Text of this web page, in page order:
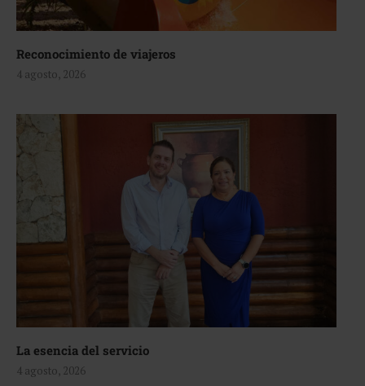
Reconocimiento de viajeros
4 agosto, 2026
La esencia del servicio
4 agosto, 2026